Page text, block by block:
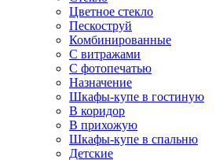
Цветное стекло
Пескоструй
Комбинированные
С витражами
С фотопечатью
Назначение
Шкафы-купе в гостиную
В коридор
В прихожую
Шкафы-купе в спальню
Детские